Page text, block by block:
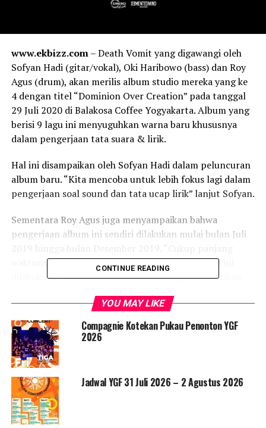
www.ekbizz.com– Death Vomit yang digawangi oleh
Sofyan Hadi (gitar/vokal), Oki Haribowo (bass) dan Roy
Agus (drum), akan merilis album studio mereka yang ke
4 dengan titel “Dominion Over Creation” pada tanggal
29 Juli 2020 di Balakosa Coffee Yogyakarta. Album yang
berisi 9 lagu ini menyuguhkan warna baru khususnya
dalam pengerjaan tata suara & lirik.
Hal ini disampaikan oleh Sofyan Hadi dalam peluncuran
album baru. “Kita mencoba untuk lebih fokus lagi dalam
pengerjaan soal sound dan tata ucap lirik” lanjut Sofyan.
Sementara Roy Agus juga menyampaikan bahwa
pengerjaan album ini sendiri dilakukan mulai bulan Juli
waktunya dalam perekaman album studio ini, hal ini
dilakukan semata-mata karena kita ingin memberikan
dan pecinta musik metal di Indonesia” lanjut Roy.
Sementara Oki Haribowo menyampaikan “Album studio
ke 4 ini di rilis oleh label Demented Mind Record yang
merupakan label dari Death Vomit itu sendiri dan di
album ini kita juga didukung penuh oleh Sinergi Live dari
Yogyakarta” tambah Oki.
Hal ini dibenarkan oleh Bakkar Wibowo dari Sinergi Live
CONTINUE READING
YOU MAY LIKE
Compagnie Kotekan Pukau Penonton YGF
2026
Jadwal YGF 31 Juli 2026 – 2 Agustus 2026